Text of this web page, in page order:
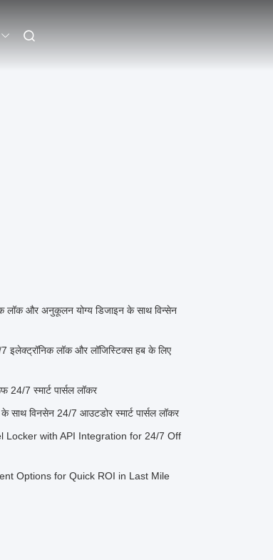
लॉक और अनुकूलन योग्य डिजाइन के साथ विन्सेन
7 इलेक्ट्रॉनिक लॉक और लॉजिस्टिक्स हब के लिए
7 स्मार्ट पार्सल लॉकर
साथ विनसेन 24/7 आउटडोर स्मार्ट पार्सल लॉकर
Locker with API Integration for 24/7 Off
Options for Quick ROI in Last Mile